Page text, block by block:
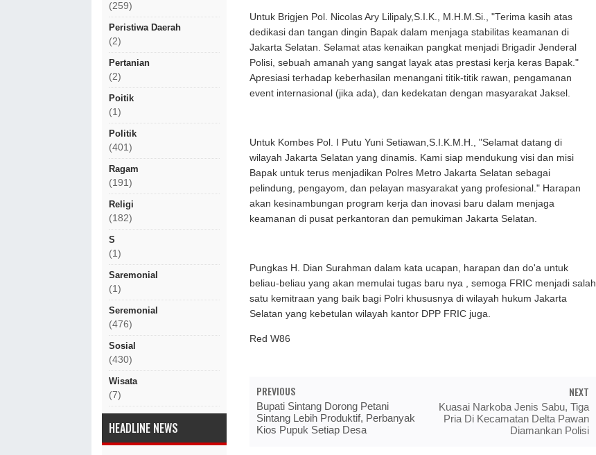
(259)
Peristiwa Daerah
(2)
Pertanian
(2)
Poitik
(1)
Politik
(401)
Ragam
(191)
Religi
(182)
S
(1)
Saremonial
(1)
Seremonial
(476)
Sosial
(430)
Wisata
(7)
HEADLINE NEWS
Untuk Brigjen Pol. Nicolas Ary Lilipaly,S.I.K., M.H.M.Si., "Terima kasih atas
dedikasi dan tangan dingin Bapak dalam menjaga stabilitas keamanan di
Jakarta Selatan. Selamat atas kenaikan pangkat menjadi Brigadir Jenderal
Polisi, sebuah amanah yang sangat layak atas prestasi kerja keras Bapak."
Apresiasi terhadap keberhasilan menangani titik-titik rawan, pengamanan
event internasional (jika ada), dan kedekatan dengan masyarakat Jaksel.
Untuk Kombes Pol. I Putu Yuni Setiawan,S.I.K.M.H., "Selamat datang di
wilayah Jakarta Selatan yang dinamis. Kami siap mendukung visi dan misi
Bapak untuk terus menjadikan Polres Metro Jakarta Selatan sebagai
pelindung, pengayom, dan pelayan masyarakat yang profesional." Harapan
akan kesinambungan program kerja dan inovasi baru dalam menjaga
keamanan di pusat perkantoran dan pemukiman Jakarta Selatan.
Pungkas H. Dian Surahman dalam kata ucapan, harapan dan do'a untuk
beliau-beliau yang akan memulai tugas baru nya , semoga FRIC menjadi salah
satu kemitraan yang baik bagi Polri khususnya di wilayah hukum Jakarta
Selatan yang kebetulan wilayah kantor DPP FRIC juga.
Red W86
PREVIOUS
Bupati Sintang Dorong Petani
Sintang Lebih Produktif, Perbanyak
Kios Pupuk Setiap Desa
NEXT
Kuasai Narkoba Jenis Sabu, Tiga
Pria Di Kecamatan Delta Pawan
Diamankan Polisi